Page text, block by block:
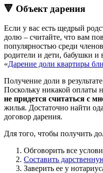
🔻 Объект дарения
Если у вас есть щедрый
долю – считайте, что вам
популярностью среди
родители и дети, бабушки
«Дарение доли квартиры
Получение доли в
Поскольку никакой оплаты
не придется считаться с
жилья. Достаточно найти
договор дарения.
Для того, чтобы получить
Обговорить все
Составить
Заверить ее у